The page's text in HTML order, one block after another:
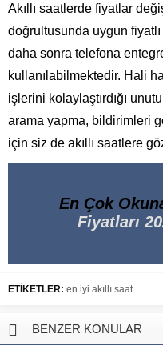
Akıllı saatlerde fiyatlar
doğrultusunda uygun
daha sonra telefona
kullanılabilmektedir. Hali
işlerini kolaylaştırdığı
arama yapma, bildirimleri
için siz de akıllı saatlere
En Çok
Fiyatları
ETİKETLER: en iyi akıllı saat
BENZER KONULAR